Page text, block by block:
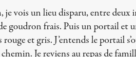
vois un lieu disparu, entre deux
goudron frais. Puis un portail et
et gris. J’entends le portail
Je reviens au repas de